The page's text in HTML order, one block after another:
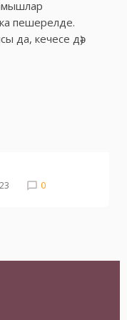
пешерелде.
да, кечесе дә)
0